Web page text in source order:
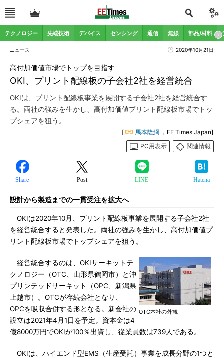
テクノロジー 先端技術 デバイス センシング 通信 無線 部品/材料
ニュース 2020年10月21日
OKI、プリント配線板の子会社2社を経営統合
高付加価値市場でトップを目指す
OKIは、プリント配線板事業を展開する子会社2社を経営統合す
る。両社の強みを生かし、高付加価値プリント配線板市場でトッ
プシェアを狙う。
[ 馬本隆綱 ，EE Times Japan]
PC用表示
関連情報
Share Post LINE Hatena
設計から製造までの一貫受注を拡大へ
OKIは2020年10月、プリント配線板事業を展開する子会社2社
を経営統合すると発表した。両社の強みを生かし、高付加価値プ
リント配線板市場でトップシェアを狙う。
OTC本社の外観
経営統合するのは、OKIサーキットテ
クノロジー（OTC、山形県鶴岡市）と沖
プリンテッドサーキット（OPC、新潟県
上越市）。OTCが存続会社となり、
OPCを吸収合併する形となる。新会社の
設立は2021年4月1日を予定。資本金は4
億8000万円でOKIが100％出資し、従業員数は739人である。
OKIは、ハイエンド型EMS（生産受託）事業を成長分野の1つと